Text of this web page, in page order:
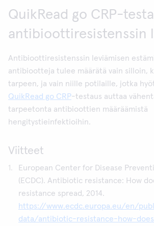
QuikRead go CRP-
antibioottiresistenssin
Antibioottiresistenssin leviämisen
antibiootteja tulee määrätä vain silloin,
tarpeen, ja vain niille potilaille, jotka
QuikRead go CRP-testaus auttaa
tarpeetonta antibioottien määräämistä
hengitystieinfektioihin.
Viitteet
European Center for Disease
(ECDC). Antibiotic resistance: How
resistance spread, 2014.
https://www.ecdc.europa.eu/en/
data/antibiotic-resistance-how-